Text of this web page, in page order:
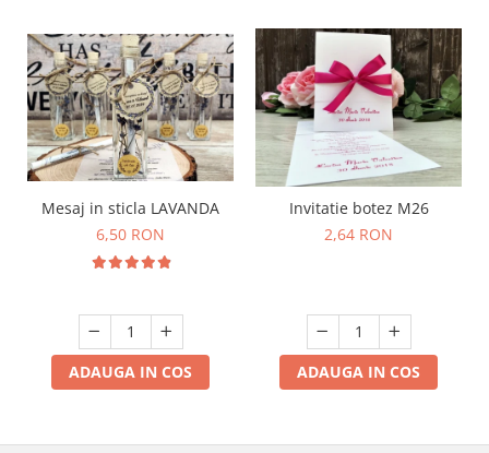
Mesaj in sticla LAVANDA
6,50 RON
ADAUGA IN COS
Invitatie botez M26
2,64 RON
ADAUGA IN COS